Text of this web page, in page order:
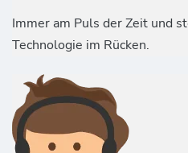
Immer am Puls der Zeit und
Technologie im Rücken.